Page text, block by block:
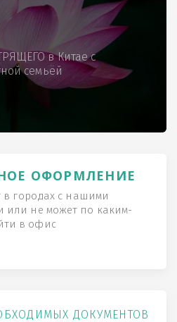
в Китае с
семьёй
ОФОРМЛЕНИЕ
в городах с нашими
или не может по каким-
в офис
ДОКУМЕНТОВ